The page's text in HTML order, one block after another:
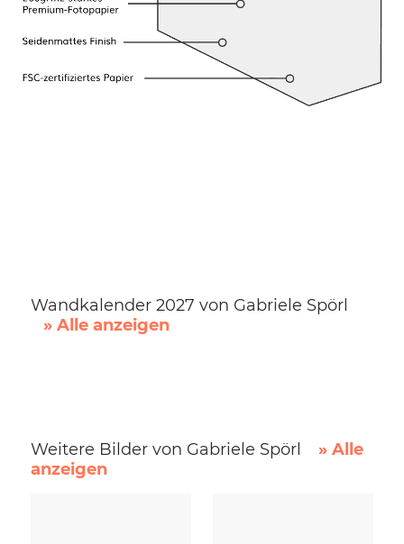
Wandkalender 2027 von Gabriele Spörl
» Alle anzeigen
Weitere Bilder von Gabriele Spörl
» Alle
anzeigen